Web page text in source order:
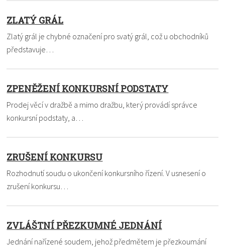
ZLATÝ GRÁL
Zlatý grál je chybné označení pro svatý grál, což u obchodníků
představuje…
ZPENĚŽENÍ KONKURSNÍ PODSTATY
Prodej věcí v dražbě a mimo dražbu, který provádí správce
konkursní podstaty, a…
ZRUŠENÍ KONKURSU
Rozhodnutí soudu o ukončení konkursního řízení. V usnesení o
zrušení konkursu…
ZVLÁŠTNÍ PŘEZKUMNÉ JEDNÁNÍ
Jednání nařízené soudem, jehož předmětem je přezkoumání